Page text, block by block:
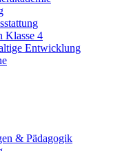
Klasse 4
Entwicklung
& Pädagogik